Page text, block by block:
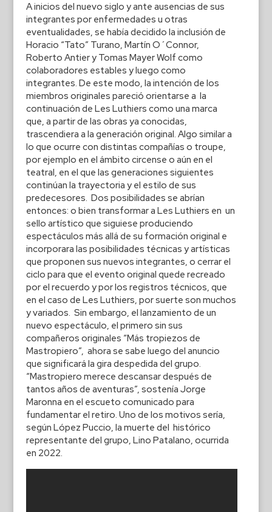
A inicios del nuevo siglo y ante ausencias de sus
integrantes por enfermedades u otras
eventualidades, se había decidido la inclusión de
Horacio “Tato” Turano, Martín O´Connor,
Roberto Antier y Tomas Mayer Wolf como
colaboradores estables y luego como
integrantes. De este modo, la intención de los
miembros originales pareció orientarse a la
continuación de Les Luthiers como una marca
que, a partir de las obras ya conocidas,
trascendiera a la generación original. Algo similar a
lo que ocurre con distintas compañías o troupe,
por ejemplo en el ámbito circense o aún en el
teatral, en el que las generaciones siguientes
continúan la trayectoria y el estilo de sus
predecesores. Dos posibilidades se abrían
entonces: o bien transformar a Les Luthiers en un
sello artístico que siguiese produciendo
espectáculos más allá de su formación original e
incorporara las posibilidades técnicas y artísticas
que proponen sus nuevos integrantes, o cerrar el
ciclo para que el evento original quede recreado
por el recuerdo y por los registros técnicos, que
en el caso de Les Luthiers, por suerte son muchos
y variados. Sin embargo, el lanzamiento de un
nuevo espectáculo, el primero sin sus
compañeros originales “Más tropiezos de
Mastropiero”, ahora se sabe luego del anuncio
que significará la gira despedida del grupo.
“Mastropiero merece descansar después de
tantos años de aventuras”, sostenía Jorge
Maronna en el escueto comunicado para
fundamentar el retiro. Uno de los motivos sería,
según López Puccio, la muerte del histórico
representante del grupo, Lino Patalano, ocurrida
en 2022.